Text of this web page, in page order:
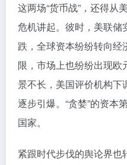
这两场“货币战”，还得从
危机讲起。彼时，美联储
跌，全球资本纷纷转向
限，市场上也纷纷出现
景不长，美国评价机构下
逐步引爆。“贪婪”的资
国家。
紧跟时代步伐的舆论界